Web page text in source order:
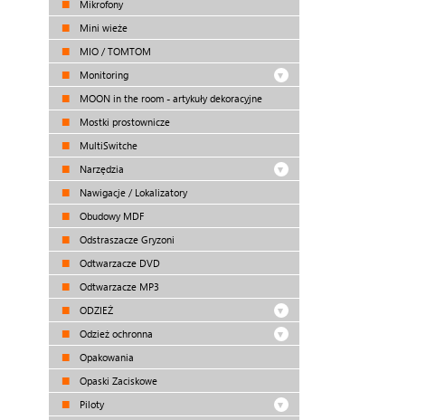
Mikrofony
Mini wieże
MIO / TOMTOM
Monitoring
MOON in the room - artykuły dekoracyjne
Mostki prostownicze
MultiSwitche
Narzędzia
Nawigacje / Lokalizatory
Obudowy MDF
Odstraszacze Gryzoni
Odtwarzacze DVD
Odtwarzacze MP3
ODZIEŻ
Odzież ochronna
Opakowania
Opaski Zaciskowe
Piloty